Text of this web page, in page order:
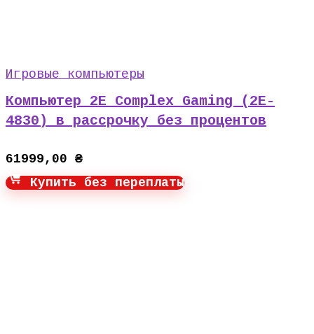
Игровые компьютеры
Компьютер 2E Complex Gaming (2E-
4830) в рассрочку без процентов
61999,00 ₴
Купить без переплаты